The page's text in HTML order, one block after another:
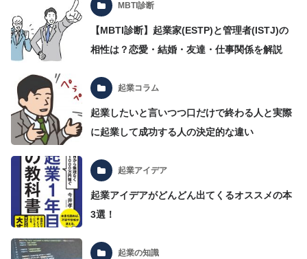
MBTI診断
【MBTI診断】起業家(ESTP)と管理者(ISTJ)の
相性は？恋愛・結婚・友達・仕事関係を解説
起業コラム
起業したいと言いつつ口だけで終わる人と実際
に起業して成功する人の決定的な違い
起業アイデア
起業アイデアがどんどん出てくるオススメの本
3選！
起業の知識